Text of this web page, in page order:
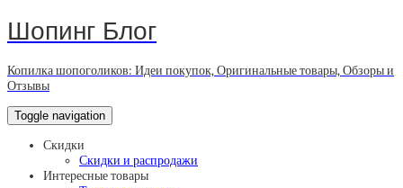
Шопинг Блог
Копилка шопоголиков: Идеи покупок, Оригинальные товары, Обзоры и
Отзывы
Toggle navigation
Скидки
Скидки и распродажи
Интересные товары